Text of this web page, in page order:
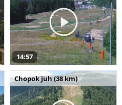
14:57
Chopok juh (38 km)